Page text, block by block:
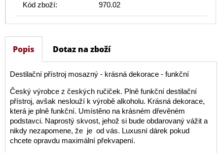
Kód zboží: 970.02
Popis Dotaz na zboží
Destilační přístroj mosazný - krásná dekorace - funkční
Český výrobce z českých ručiček. Plně funkční destilační
přístroj, avšak neslouží k výrobě alkoholu. Krásná dekorace,
která je plně funkční. Umístěno na krásném dřevěném
podstavci. Naprostý skvost, jehož si bude obdarovaný vážit a
nikdy nezapomene, že je od vás. Luxusní dárek pokud
chcete opravdu maximální překvapení.